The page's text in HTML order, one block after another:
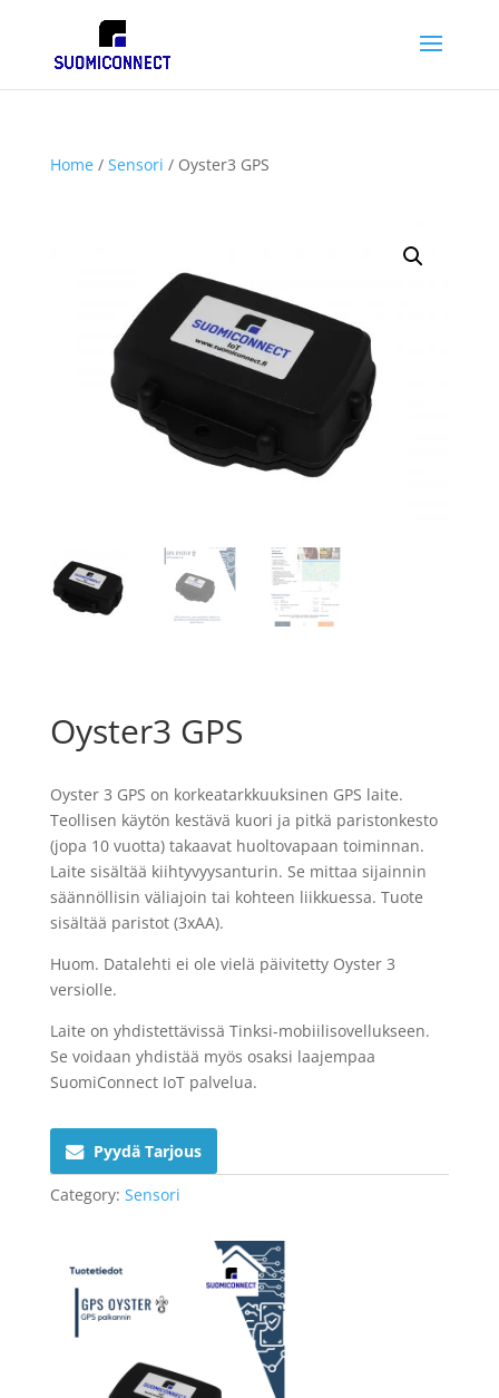
Home/ Sensori / Oyster3 GPS
Oyster3 GPS
Oyster 3 GPS on korkeatarkkuuksinen GPS laite.
Teollisen käytön kestävä kuori ja pitkä paristonkesto
(jopa 10 vuotta) takaavat huoltovapaan toiminnan.
Laite sisältää kiihtyvyysanturin. Se mittaa sijainnin
säännöllisin väliajoin tai kohteen liikkuessa. Tuote
sisältää paristot (3xAA).
Huom. Datalehti ei ole vielä päivitetty Oyster 3
versiolle.
Laite on yhdistettävissä Tinksi-mobiilisovellukseen.
Se voidaan yhdistää myös osaksi laajempaa
SuomiConnect IoT palvelua.
Pyydä Tarjous
Category: Sensori